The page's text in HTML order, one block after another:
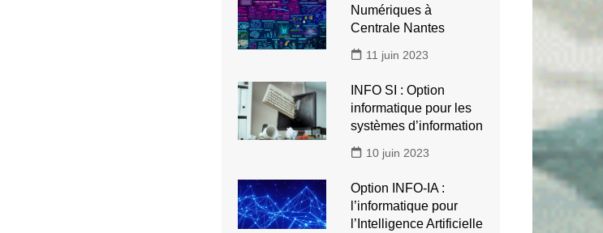
Numériques à
Centrale Nantes
11 juin 2023
INFO SI : Option
informatique pour les
systèmes d’information
10 juin 2023
Option INFO-IA :
l’informatique pour
l’Intelligence Artificielle